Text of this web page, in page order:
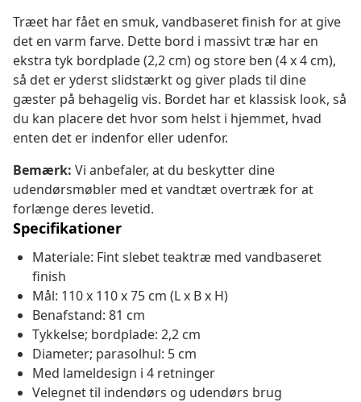
Træet har fået en smuk, vandbaseret finish for at give
det en varm farve. Dette bord i massivt træ har en
ekstra tyk bordplade (2,2 cm) og store ben (4 x 4 cm),
så det er yderst slidstærkt og giver plads til dine
gæster på behagelig vis. Bordet har et klassisk look, så
du kan placere det hvor som helst i hjemmet, hvad
enten det er indenfor eller udenfor.
Bemærk: Vi anbefaler, at du beskytter dine
udendørsmøbler med et vandtæt overtræk for at
forlænge deres levetid.
Specifikationer
Materiale: Fint slebet teaktræ med vandbaseret
finish
Mål: 110 x 110 x 75 cm (L x B x H)
Benafstand: 81 cm
Tykkelse; bordplade: 2,2 cm
Diameter; parasolhul: 5 cm
Med lameldesign i 4 retninger
Velegnet til indendørs og udendørs brug